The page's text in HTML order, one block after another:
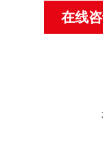
在线